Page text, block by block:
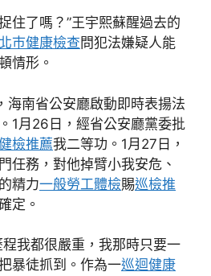
住了嗎？”王宇熙蘇醒過去的
巿健康檢查問犯法嫌疑人能
情形。
海南省公安廳啟動即時表揚法
1月26日，經省公安廳黨委批
檢推薦我二等功。1月27日，
任務，對他掉臂小我安危、
精力一般勞工體檢賜巡檢推
定。
程我都很嚴重，我那時只要一
暴徒抓到。作為一巡迴健康